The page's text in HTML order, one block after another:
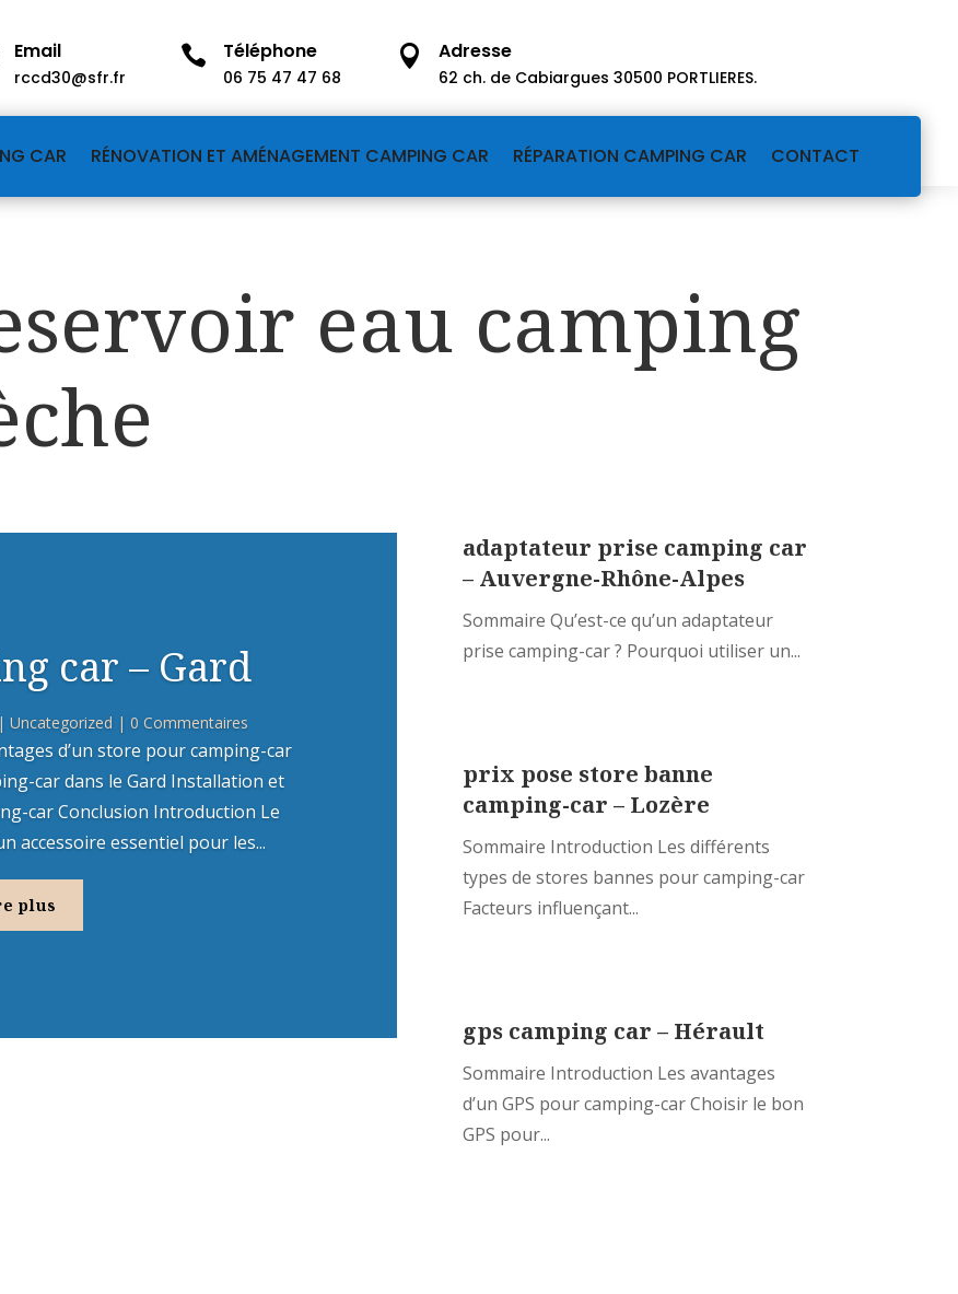
Email
rccd30@sfr.fr
 Téléphone
06 75 47 47 68
 Adresse
62 ch. de Cabiargues 30500 PORTLIERES.
CAR RÉNOVATION ET AMÉNAGEMENT CAMPING CAR RÉPARATION CAMPING CAR CONTACT
eau camping
car – Gard
| Uncategorized | 0 Commentaires
d’un store pour camping-car
car dans le Gard Installation et
car Conclusion Introduction Le
accessoire essentiel pour les...
plus
adaptateur prise camping car
– Auvergne-Rhône-Alpes
Sommaire Qu’est-ce qu’un adaptateur
prise camping-car ? Pourquoi utiliser un...
prix pose store banne
camping-car – Lozère
Sommaire Introduction Les différents
types de stores bannes pour camping-car
Facteurs influençant...
gps camping car – Hérault
Sommaire Introduction Les avantages
d’un GPS pour camping-car Choisir le bon
GPS pour...